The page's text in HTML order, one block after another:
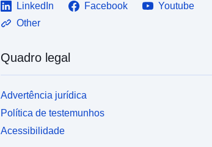
LinkedIn Facebook
Youtube
Other
Quadro legal
Advertência jurídica
Política de testemunhos
Acessibilidade